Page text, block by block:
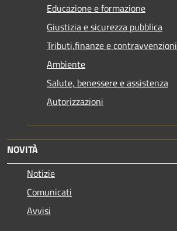
Educazione e formazione
Giustizia e sicurezza pubblica
Tributi,finanze e contravvenzioni
Ambiente
Salute, benessere e assistenza
Autorizzazioni
NOVITÀ
Notizie
Comunicati
Avvisi